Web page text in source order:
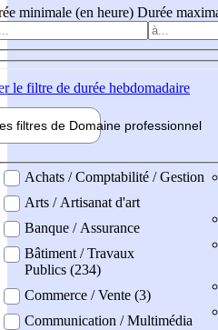
minimale (en heure) Durée
le filtre de durée hebdomadaire
filtres de Domaine professionnel
professionel
Achats / Comptabilité / Gestion
Arts / Artisanat d'art
Banque / Assurance
Bâtiment / Travaux
Publics (234)
Commerce / Vente (3)
Communication / Multimédia